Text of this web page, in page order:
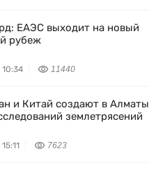
ЕАЭС выходит на новый
рубеж
10:34 11440
и Китай создают в Алматы
землетрясений
7623